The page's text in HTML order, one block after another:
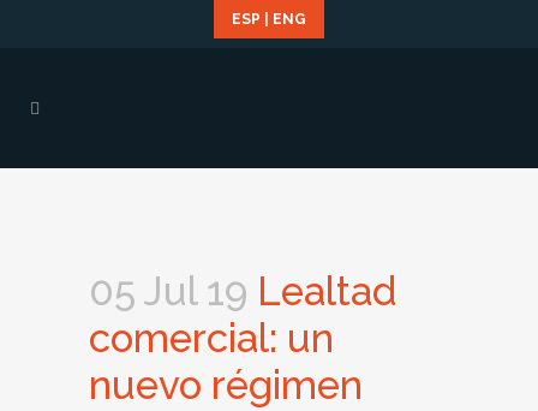
ESP ENG
05 Jul 19 Lealtad
comercial: un
nuevo régimen